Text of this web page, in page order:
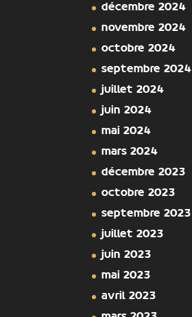
décembre 2024
novembre 2024
octobre 2024
septembre 2024
juillet 2024
juin 2024
mai 2024
mars 2024
décembre 2023
octobre 2023
septembre 2023
juillet 2023
juin 2023
mai 2023
avril 2023